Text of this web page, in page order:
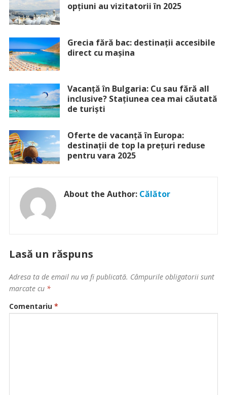
opțiuni au vizitatorii în 2025
Grecia fără bac: destinații accesibile
direct cu mașina
Vacanță în Bulgaria: Cu sau fără all
inclusive? Stațiunea cea mai căutată
de turiști
Oferte de vacanță în Europa:
destinații de top la prețuri reduse
pentru vara 2025
About the Author: Călător
Lasă un răspuns
Adresa ta de email nu va fi publicată. Câmpurile obligatorii sunt
marcate cu *
Comentariu *